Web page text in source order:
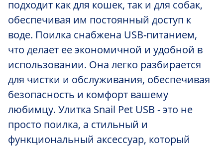
подходит как для кошек, так и для собак,
обеспечивая им постоянный доступ к
воде. Поилка снабжена USB-питанием,
что делает ее экономичной и удобной в
использовании. Она легко разбирается
для чистки и обслуживания, обеспечивая
безопасность и комфорт вашему
любимцу. Улитка Snail Pet USB - это не
просто поилка, а стильный и
функциональный аксессуар, который